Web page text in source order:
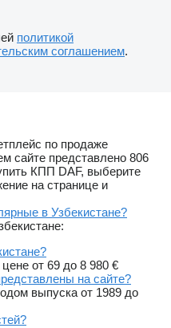
политикой
соглашением.
по продаже
сайте представлено 806
КПП DAF, выберите
на странице и
в Узбекистане?
от 69 до 8 980 €
на сайте?
выпуска от 1989 до